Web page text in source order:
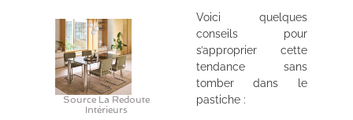
Voici quelques
conseils pour
s’approprier cette
tendance sans
tomber dans le
pastiche :
Source La Redoute
Intérieurs